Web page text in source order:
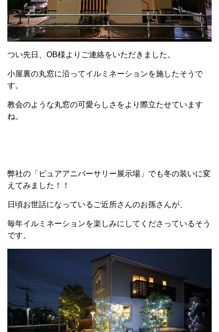
つい先日、OB様よりご連絡をいただきました。
小屋裏の丸窓に沿ってイルミネーションを施したそうで
す。
教会のような丸窓の可愛らしさをより際立たせています
ね。
弊社の「ピュアアニバーサリー展示場」でも冬の装いに変
えてみました！！
日頃お世話になっているご近所さんのお孫さんが、
毎年イルミネーションを楽しみにしてくださっているそう
です。